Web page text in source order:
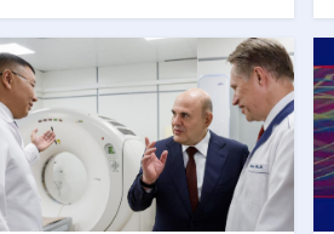
产，后续还可能将产品范围扩大至
钴-60、氚-3和氦-3等同位素。Lu-
177是当前全球放射性药物市场中应
用较广的治疗性放射性同位素，可用
于前列腺癌、神经内分泌肿瘤等疾病
相关放射性药物。此前，韩国所需
Lu-177完全依赖进口。由于其半衰
期约为6.6天，从生产、运输到药物